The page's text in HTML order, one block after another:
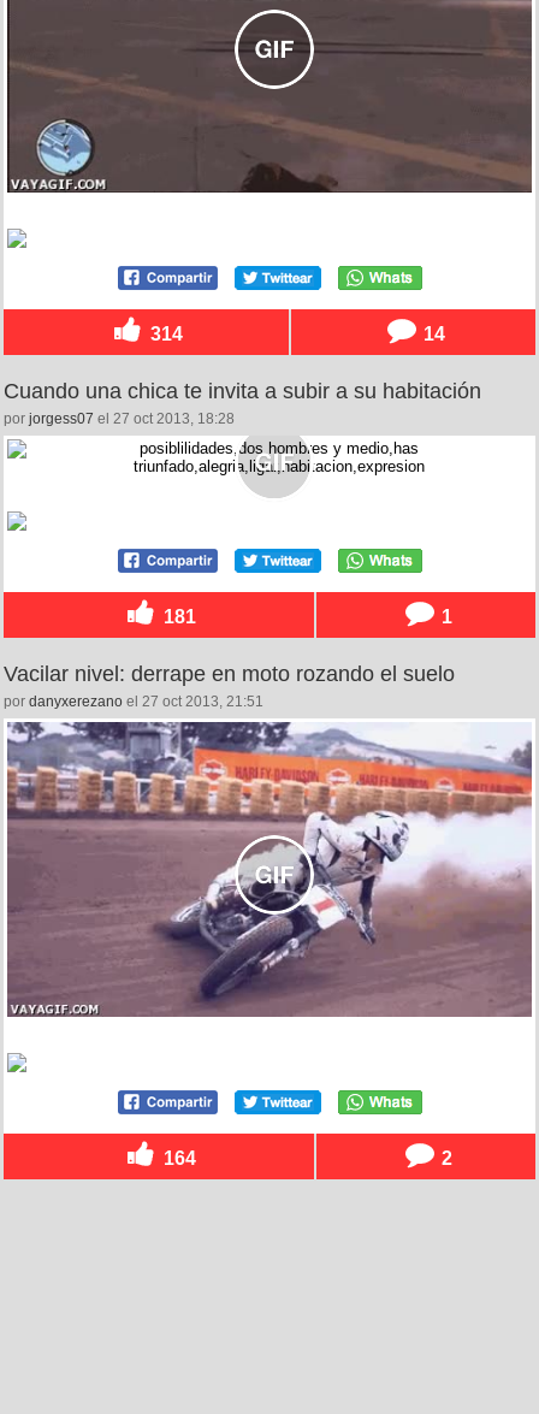
314 14
Cuando una chica te invita a subir a su habitación
por jorgess07 el 27 oct 2013, 18:28
181 1
Vacilar nivel: derrape en moto rozando el suelo
por danyxerezano el 27 oct 2013, 21:51
164 2